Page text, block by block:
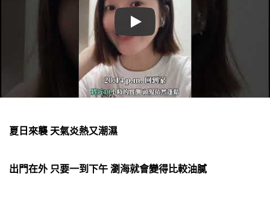
Play
夏日來襲 天氣炎熱又潮濕
出門在外 只要一到下午 瀏海就會變得比較油膩